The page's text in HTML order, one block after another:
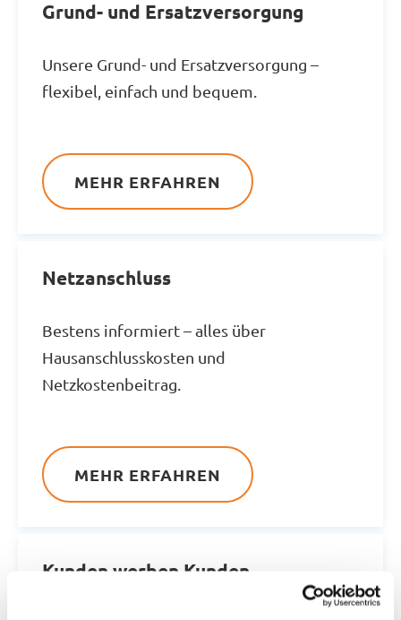
Grund- und Ersatzversorgung
Unsere Grund- und Ersatzversorgung –
flexibel, einfach und bequem.
MEHR ERFAHREN
Netzanschluss
Bestens informiert – alles über
Hausanschlusskosten und
Netzkostenbeitrag.
MEHR ERFAHREN
Kunden werben Kunden